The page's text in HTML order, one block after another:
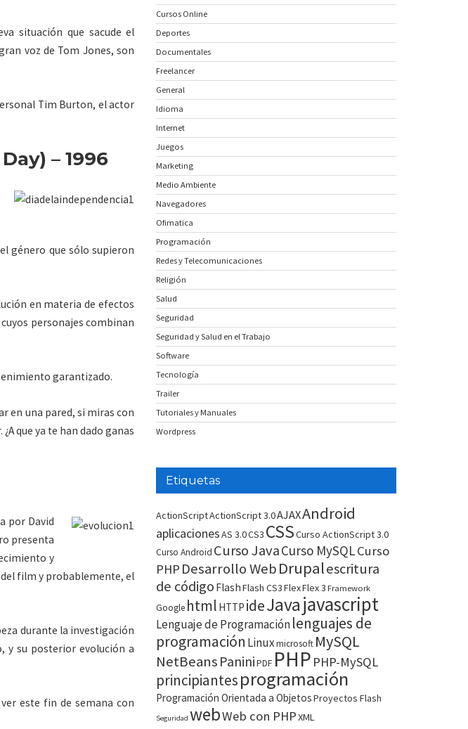
situación que sacude el
voz de Tom Jones, son
Tim Burton, el actor
– 1996
género que sólo supieron
en materia de efectos
personajes combinan
garantizado.
en una pared, si miras con
que ya te han dado ganas
por David
presenta
y
film y probablemente, el
durante la investigación
y su posterior evolución a
este fin de semana con
Cursos Online
Deportes
Documentales
Freelancer
General
Idioma
Internet
Juegos
Marketing
Medio Ambiente
Navegadores
Ofimatica
Programación
Redes y Telecomunicaciones
Religión
Salud
Seguridad
Seguridad y Salud en el Trabajo
Software
Tecnología
Trailer
Tutoriales y Manuales
Wordpress
Etiquetas
ActionScriptActionScript 3.0AJAXAndroid
aplicacionesAS 3.0CS3 CSSCurso ActionScript 3.0
Curso Android Curso JavaCurso MySQLCurso
PHP Desarrollo WebDrupalescritura
de código FlashFlash CS3FlexFlex 3 Framework
Google html HTTP ideJavajavascript
Lenguaje de Programaciónlenguajes de
programación Linuxmicrosoft MySQL
NetBeans PaniniPDF PHP PHP-MySQL
principiantesprogramación
Programación Orientada a ObjetosProyectos Flash
Seguridad webWeb con PHPXML